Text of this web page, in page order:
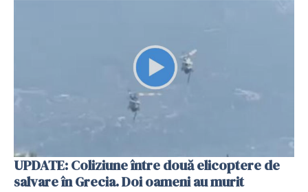
UPDATE: Coliziune între două elicoptere de
salvare în Grecia. Doi oameni au murit